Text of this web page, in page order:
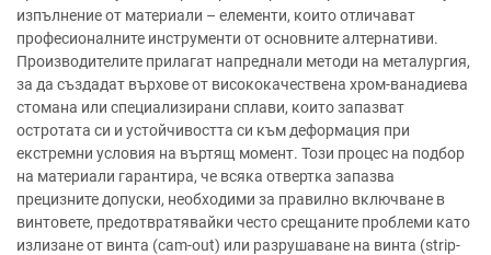
изпълнение от материали – елементи, които отличават
професионалните инструменти от основните алтернативи.
Производителите прилагат напреднали методи на металургия,
за да създадат върхове от висококачествена хром-ванадиева
стомана или специализирани сплави, които запазват
остротата си и устойчивостта си към деформация при
екстремни условия на въртящ момент. Този процес на подбор
на материали гарантира, че всяка отвертка запазва
прецизните допуски, необходими за правилно включване в
винтовете, предотвратявайки често срещаните проблеми като
излизане от винта (cam-out) или разрушаване на винта (strip-